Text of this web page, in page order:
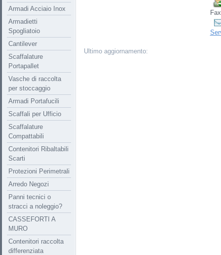
Ultimo aggiornamento:
Armadi Acciaio Inox
Armadietti
Spogliatoio
Cantilever
Scaffalature
Portapallet
Vasche di raccolta
per stoccaggio
Armadi Portafucili
Scaffali per Ufficio
Scaffalature
Compattabili
Contenitori Ribaltabili
Scarti
Protezioni Perimetrali
Arredo Negozi
Panni tecnici o
stracci a noleggio?
CASSEFORTI A
MURO
Contenitori raccolta
differenziata